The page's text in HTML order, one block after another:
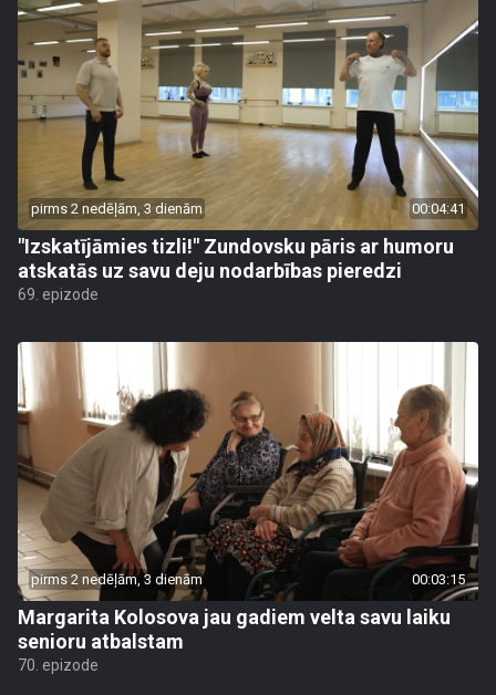
pirms 2 nedēļām, 3 dienām 00:04:41
"Izskatījāmies tizli!" Zundovsku pāris ar humoru
atskatās uz savu deju nodarbības pieredzi
69. epizode
pirms 2 nedēļām, 3 dienām 00:03:15
Margarita Kolosova jau gadiem velta savu laiku
senioru atbalstam
70. epizode